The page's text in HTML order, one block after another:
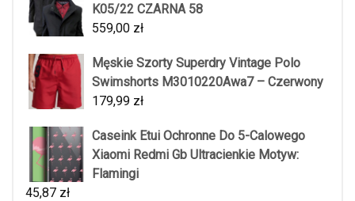
K05/22 CZARNA 58
559,00 zł
Męskie Szorty Superdry Vintage Polo
Swimshorts M3010220Awa7 – Czerwony
179,99 zł
Caseink Etui Ochronne Do 5-Calowego
Xiaomi Redmi Gb Ultracienkie Motyw:
Flamingi
45,87 zł